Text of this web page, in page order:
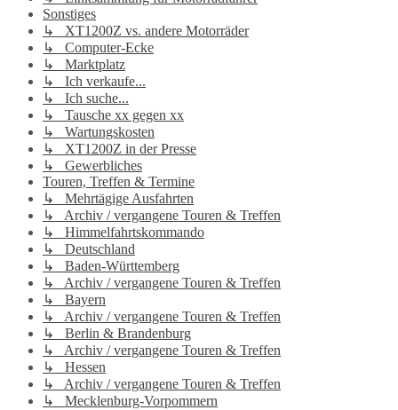
Sonstiges
↳ XT1200Z vs. andere Motorräder
↳ Computer-Ecke
↳ Marktplatz
↳ Ich verkaufe...
↳ Ich suche...
↳ Tausche xx gegen xx
↳ Wartungskosten
↳ XT1200Z in der Presse
↳ Gewerbliches
Touren, Treffen & Termine
↳ Mehrtägige Ausfahrten
↳ Archiv / vergangene Touren & Treffen
↳ Himmelfahrtskommando
↳ Deutschland
↳ Baden-Württemberg
↳ Archiv / vergangene Touren & Treffen
↳ Bayern
↳ Archiv / vergangene Touren & Treffen
↳ Berlin & Brandenburg
↳ Archiv / vergangene Touren & Treffen
↳ Hessen
↳ Archiv / vergangene Touren & Treffen
↳ Mecklenburg-Vorpommern